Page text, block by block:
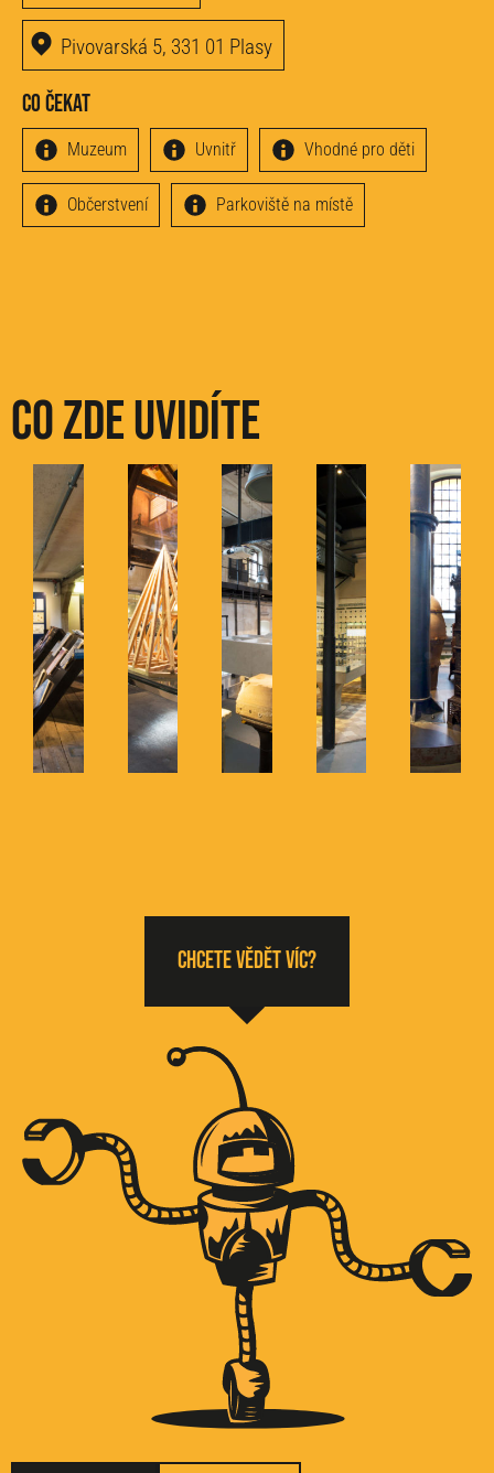
Pivovarská 5, 331 01 Plasy
Co čekat
Muzeum Uvnitř Vhodné pro děti
Občerstvení Parkoviště na místě
Co zde uvidíte
Chcete vědět víc?